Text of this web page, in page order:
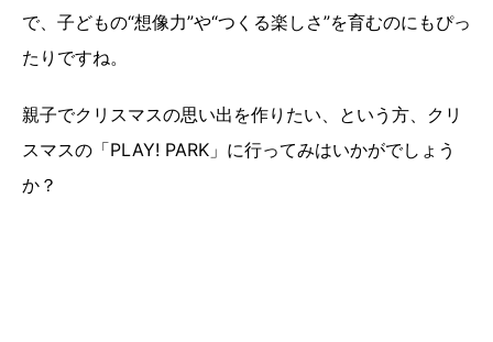
で、子どもの“想像力”や“つくる楽しさ”を育むのにもぴっ
たりですね。
親子でクリスマスの思い出を作りたい、という方、クリ
スマスの「PLAY! PARK」に行ってみはいかがでしょう
か？